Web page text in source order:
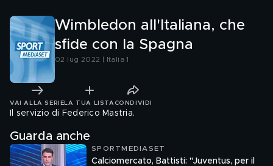
Wimbledon all'Italiana, che
sfide con la Spagna
02 lug 2022 | Italia 1
VAI ALLA SERIE LA TUA LISTA CONDIVIDI
Il servizio di Federico Mastria.
Guarda anche
SPORTMEDIASET
Calciomercato, Battisti: "Juventus, per il